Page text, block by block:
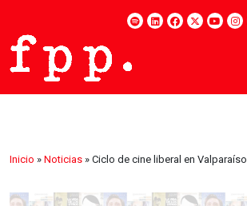
Inicio » Noticias » Ciclo de cine liberal en Valparaíso